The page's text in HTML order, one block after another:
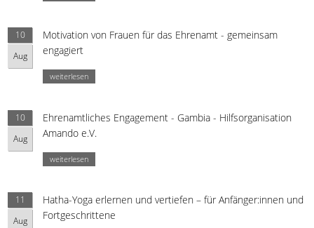
10
Aug
Motivation von Frauen für das Ehrenamt - gemeinsam
engagiert
weiterlesen
10
Aug
Ehrenamtliches Engagement - Gambia - Hilfsorganisation
Amando e.V.
weiterlesen
11
Aug
Hatha-Yoga erlernen und vertiefen – für Anfänger:innen und
Fortgeschrittene